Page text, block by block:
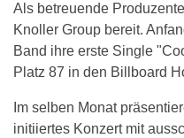
Als betreuende
Knoller Group bereit.
Band ihre erste Single
Platz 87 in den Billboard
Im selben Monat
initiiertes Konzert mit